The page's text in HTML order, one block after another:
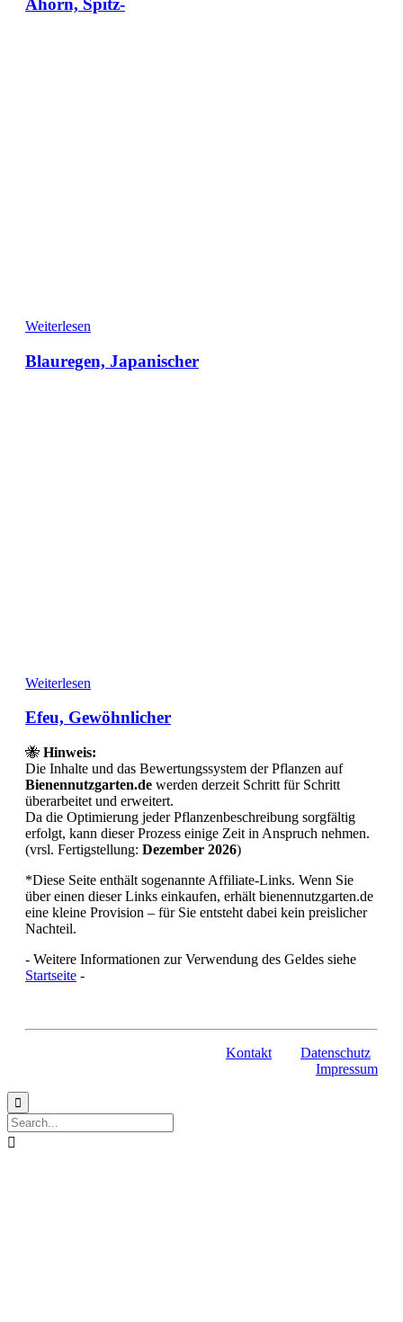
Ahorn, Spitz-
Weiterlesen
Blauregen, Japanischer
Weiterlesen
Efeu, Gewöhnlicher
🐝 Hinweis:
Die Inhalte und das Bewertungssystem der Pflanzen auf
Bienennutzgarten.de werden derzeit Schritt für Schritt
überarbeitet und erweitert.
Da die Optimierung jeder Pflanzenbeschreibung sorgfältig
erfolgt, kann dieser Prozess einige Zeit in Anspruch nehmen.
(vrsl. Fertigstellung: Dezember 2026)
*Diese Seite enthält sogenannte Affiliate-Links. Wenn Sie
über einen dieser Links einkaufen, erhält bienennutzgarten.de
eine kleine Provision – für Sie entsteht dabei kein preislicher
Nachteil.
- Weitere Informationen zur Verwendung des Geldes siehe
Startseite -
Kontakt
Datenschutz
Impressum

